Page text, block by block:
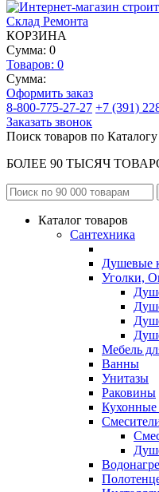
КОРЗИНА
Сумма: 0
Товаров: 0
Сумма:
Оформить заказ
8-800-775-27-27 +7 (391)
Заказать звонок
Поиск товаров по Каталогу
БОЛЕЕ 90 ТЫСЯЧ
Каталог товаров
Сантехника
Душевые
Уголки,
Мебель
Ванны
Унитазы
Раковины